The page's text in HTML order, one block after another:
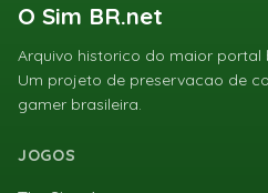
O Sim BR.net
Arquivo historico do maior portal
Um projeto de preservacao de
gamer brasileira.
JOGOS